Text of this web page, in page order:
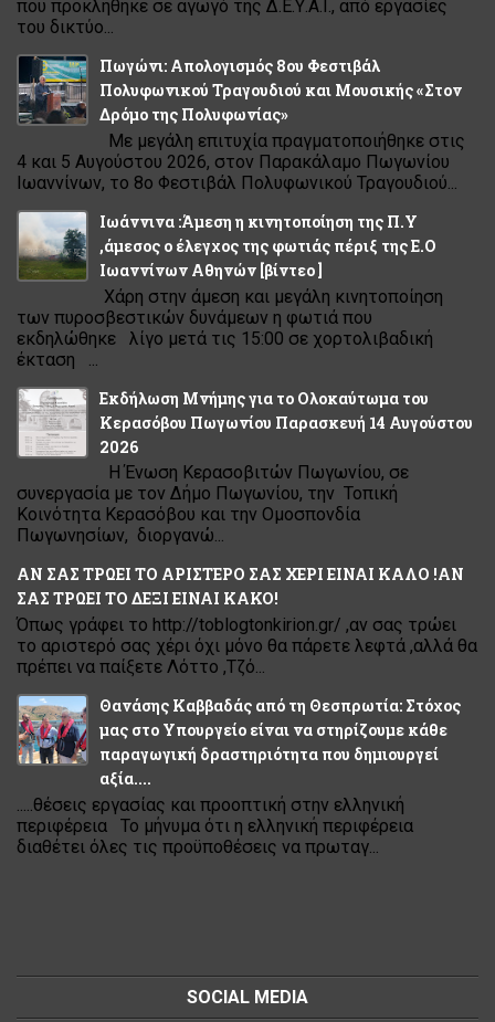
που προκλήθηκε σε αγωγό της Δ.Ε.Υ.Α.Ι., από εργασίες
του δικτύο...
Πωγώνι: Απολογισμός 8ου Φεστιβάλ
Πολυφωνικού Τραγουδιού και Μουσικής «Στον
Δρόμο της Πολυφωνίας»
Με μεγάλη επιτυχία πραγματοποιήθηκε στις
4 και 5 Αυγούστου 2026, στον Παρακάλαμο Πωγωνίου
Ιωαννίνων, το 8ο Φεστιβάλ Πολυφωνικού Τραγουδιού...
Ιωάννινα :Άμεση η κινητοποίηση της Π.Υ
,άμεσος ο έλεγχος της φωτιάς πέριξ της Ε.Ο
Ιωαννίνων Αθηνών [βίντεο ]
Χάρη στην άμεση και μεγάλη κινητοποίηση
των πυροσβεστικών δυνάμεων η φωτιά που
εκδηλώθηκε λίγο μετά τις 15:00 σε χορτολιβαδική
έκταση ...
Εκδήλωση Μνήμης για το Ολοκαύτωμα του
Κερασόβου Πωγωνίου Παρασκευή 14 Αυγούστου
2026
Η Ένωση Κερασοβιτών Πωγωνίου, σε
συνεργασία με τον Δήμο Πωγωνίου, την Τοπική
Κοινότητα Κερασόβου και την Ομοσπονδία
Πωγωνησίων, διοργανώ...
ΑΝ ΣΑΣ ΤΡΩΕΙ ΤΟ ΑΡΙΣΤΕΡΟ ΣΑΣ ΧΕΡΙ ΕΙΝΑΙ ΚΑΛΟ !ΑΝ
ΣΑΣ ΤΡΩΕΙ ΤΟ ΔΕΞΙ ΕΙΝΑΙ ΚΑΚΟ!
Όπως γράφει το http://toblogtonkirion.gr/ ,αν σας τρώει
το αριστερό σας χέρι όχι μόνο θα πάρετε λεφτά ,αλλά θα
πρέπει να παίξετε Λόττο ,Τζό...
Θανάσης Καββαδάς από τη Θεσπρωτία: Στόχος
μας στο Υπουργείο είναι να στηρίζουμε κάθε
παραγωγική δραστηριότητα που δημιουργεί
αξία....
.....θέσεις εργασίας και προοπτική στην ελληνική
περιφέρεια Το μήνυμα ότι η ελληνική περιφέρεια
διαθέτει όλες τις προϋποθέσεις να πρωταγ...
SOCIAL MEDIA